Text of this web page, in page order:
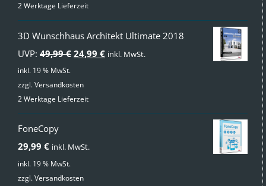
2 Werktage Lieferzeit
3D Wunschhaus Architekt Ultimate 2018
UVP: 49,99€ Ursprünglicher
war:
24,99 €Aktueller
inkl. MwSt.
inkl. 19 % MwSt.
zzgl.Versandkosten
2 Werktage Lieferzeit
FoneCopy
29,99 € inkl. MwSt.
inkl. 19 % MwSt.
zzgl.Versandkosten